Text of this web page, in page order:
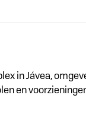
in Jávea,
en